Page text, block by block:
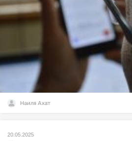
Наиля Ахат
20.05.2025